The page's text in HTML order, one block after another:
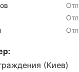
(Киев)